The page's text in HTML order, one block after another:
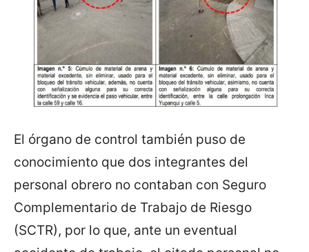
El órgano de control también puso de
conocimiento que dos integrantes del
personal obrero no contaban con Seguro
Complementario de Trabajo de Riesgo
(SCTR), por lo que, ante un eventual